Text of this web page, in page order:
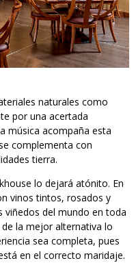
naturales como
por una acertada
música acompaña esta
complementa con
tierra.
lo dejará atónito. En
vinos tintos, rosados y
viñedos del mundo en toda
de la mejor alternativa lo
sea completa, pues
en el correcto maridaje.